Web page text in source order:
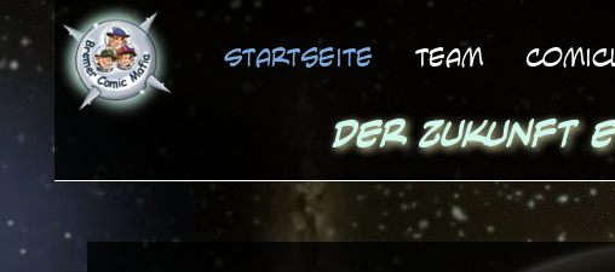
Startseite Team
Der Zukunft